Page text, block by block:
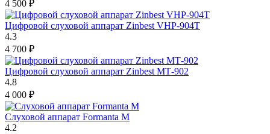
4 500 ₽
Цифровой слуховой аппарат Zinbest VHP-904T
4.3
4 700 ₽
Цифровой слуховой аппарат Zinbest МТ-902
4.8
4 000 ₽
Слуховой аппарат Formanta M
4.2